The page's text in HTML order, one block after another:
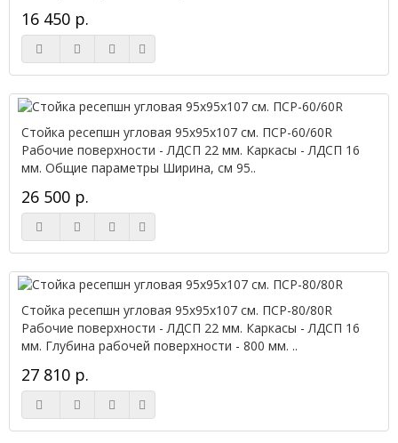
16 450 р.
Стойка ресепшн угловая 95х95х107 см. ПСР-60/60R
Рабочие поверхности - ЛДСП 22 мм. Каркасы - ЛДСП 16
мм. Общие параметры Ширина, см 95..
26 500 р.
Стойка ресепшн угловая 95х95х107 см. ПСР-80/80R
Рабочие поверхности - ЛДСП 22 мм. Каркасы - ЛДСП 16
мм. Глубина рабочей поверхности - 800 мм. ..
27 810 р.